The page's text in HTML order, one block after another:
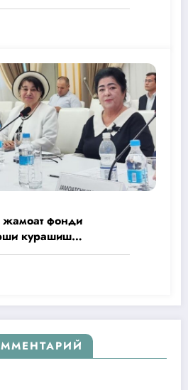
жамоат фонди
курашиш
эшитувида
этди